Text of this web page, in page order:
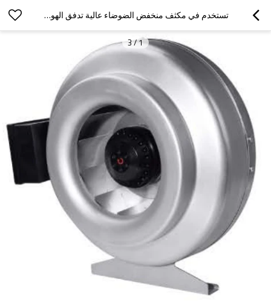
تستخدم في مكثف منخفض الضوضاء عالية تدفق الهواء AC مروحة مجاري الهواء Φ250 تخصيص
1
/
3